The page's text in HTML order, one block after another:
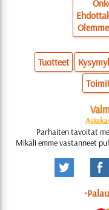
Tuotteet
Parhaiten tavoitat
Mikäli emme vastanneet